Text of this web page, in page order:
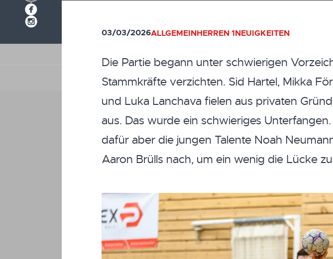
03/03/2026ALLGEMEINHERREN 1NEUIGKEITEN
Die Partie begann unter schwierigen
Stammkräfte verzichten. Sid Hartel, Mikka
und Luka Lanchava fielen aus privaten
aus. Das wurde ein schwieriges
dafür aber die jungen Talente Noah
Aaron Brülls nach, um ein wenig die Lücke